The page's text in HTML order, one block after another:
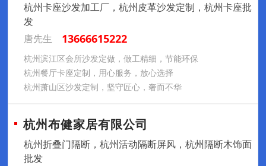
杭州卡座沙发加工厂，杭州皮革沙发定制，杭州卡座批
发
唐先生
13666615222
杭州滨江区会所沙发定做，做工精细，节能环保
杭州餐厅卡座定制，用心服务，放心选择
杭州萧山区沙发定制，坚守匠心，奢而不华
杭州布健家居有限公司
杭州折叠门隔断，杭州活动隔断屏风，杭州隔断木饰面
批发